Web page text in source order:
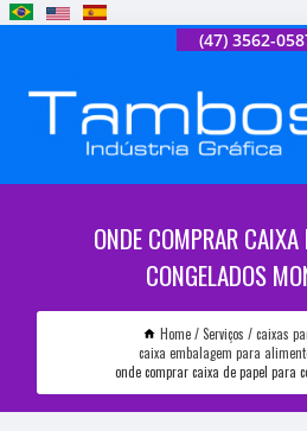
(47) 3562-
ONDE COMPRAR CAIXA
CONGELADOS
Home Serviços
caixas
caixa embalagem para
onde comprar caixa de papel para